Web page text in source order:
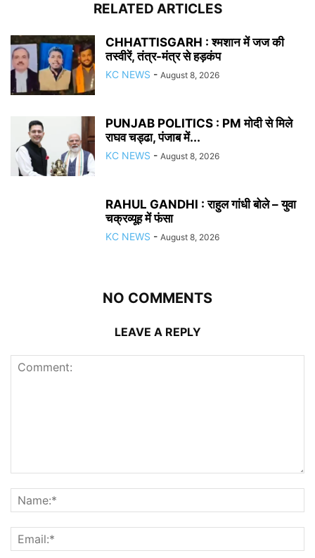
RELATED ARTICLES
CHHATTISGARH : श्मशान में जज की
तस्वीरें, तंत्र-मंत्र से हड़कंप
KC NEWS - August 8, 2026
PUNJAB POLITICS : PM मोदी से मिले
राघव चड्ढा, पंजाब में...
KC NEWS - August 8, 2026
RAHUL GANDHI : राहुल गांधी बोले – युवा
चक्रव्यूह में फंसा
KC NEWS - August 8, 2026
NO COMMENTS
LEAVE A REPLY